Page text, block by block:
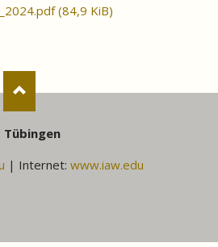
(84,9 KiB)
| Internet: www.iaw.edu